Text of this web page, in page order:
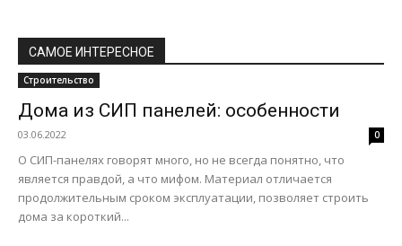
САМОЕ ИНТЕРЕСНОЕ
Строительство
Дома из СИП панелей: особенности
03.06.2022 0
О СИП-панелях говорят много, но не всегда понятно, что
является правдой, а что мифом. Материал отличается
продолжительным сроком эксплуатации, позволяет строить
дома за короткий...